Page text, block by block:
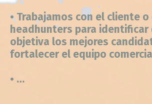
• Trabajamos con el cliente o
headhunters para identificar
objetiva los mejores
fortalecer el equipo